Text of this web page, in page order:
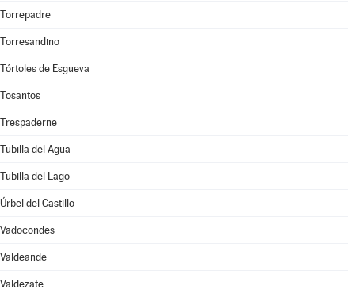
Torrepadre
Torresandino
Tórtoles de Esgueva
Tosantos
Trespaderne
Tubilla del Agua
Tubilla del Lago
Úrbel del Castillo
Vadocondes
Valdeande
Valdezate